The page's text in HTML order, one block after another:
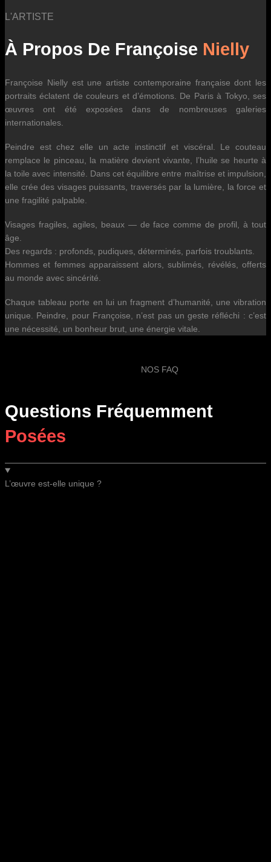
L'ARTISTE
À Propos De Françoise Nielly
Françoise Nielly est une artiste contemporaine française dont les
portraits éclatent de couleurs et d’émotions. De Paris à Tokyo, ses
œuvres ont été exposées dans de nombreuses galeries
internationales.
Peindre est chez elle un acte instinctif et viscéral. Le couteau
remplace le pinceau, la matière devient vivante, l’huile se heurte à
la toile avec intensité. Dans cet équilibre entre maîtrise et impulsion,
elle crée des visages puissants, traversés par la lumière, la force et
une fragilité palpable.
Visages fragiles, agiles, beaux — de face comme de profil, à tout
âge.
Des regards : profonds, pudiques, déterminés, parfois troublants.
Hommes et femmes apparaissent alors, sublimés, révélés, offerts
au monde avec sincérité.
Chaque tableau porte en lui un fragment d’humanité, une vibration
unique. Peindre, pour Françoise, n’est pas un geste réfléchi : c’est
une nécessité, un bonheur brut, une énergie vitale.
NOS FAQ
Questions Fréquemment
Posées
L’œuvre est-elle unique ?